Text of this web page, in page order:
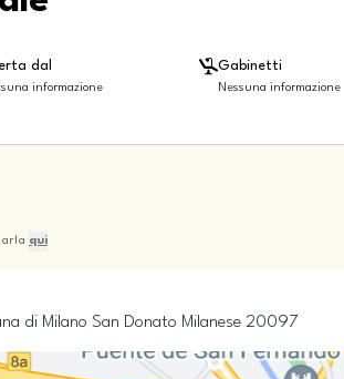
dal
informazione
Gabinetti
Nessuna informazione
qui
di Milano San Donato Milanese 20097